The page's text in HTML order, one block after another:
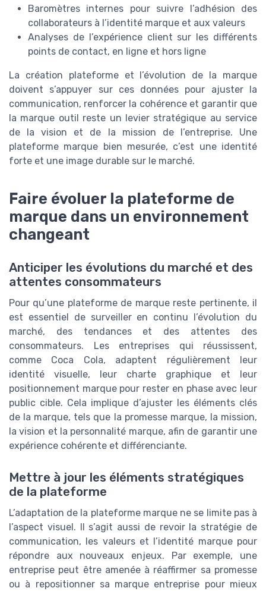
Baromètres internes pour suivre l’adhésion des
collaborateurs à l’identité marque et aux valeurs
Analyses de l’expérience client sur les différents
points de contact, en ligne et hors ligne
La création plateforme et l’évolution de la marque
doivent s’appuyer sur ces données pour ajuster la
communication, renforcer la cohérence et garantir que
la marque outil reste un levier stratégique au service
de la vision et de la mission de l’entreprise. Une
plateforme marque bien mesurée, c’est une identité
forte et une image durable sur le marché.
Faire évoluer la plateforme de
marque dans un environnement
changeant
Anticiper les évolutions du marché et des
attentes consommateurs
Pour qu’une plateforme de marque reste pertinente, il
est essentiel de surveiller en continu l’évolution du
marché, des tendances et des attentes des
consommateurs. Les entreprises qui réussissent,
comme Coca Cola, adaptent régulièrement leur
identité visuelle, leur charte graphique et leur
positionnement marque pour rester en phase avec leur
public cible. Cela implique d’ajuster les éléments clés
de la marque, tels que la promesse marque, la mission,
la vision et la personnalité marque, afin de garantir une
expérience cohérente et différenciante.
Mettre à jour les éléments stratégiques
de la plateforme
L’adaptation de la plateforme marque ne se limite pas à
l’aspect visuel. Il s’agit aussi de revoir la stratégie de
communication, les valeurs et l’identité marque pour
répondre aux nouveaux enjeux. Par exemple, une
entreprise peut être amenée à réaffirmer sa promesse
ou à repositionner sa marque entreprise pour mieux